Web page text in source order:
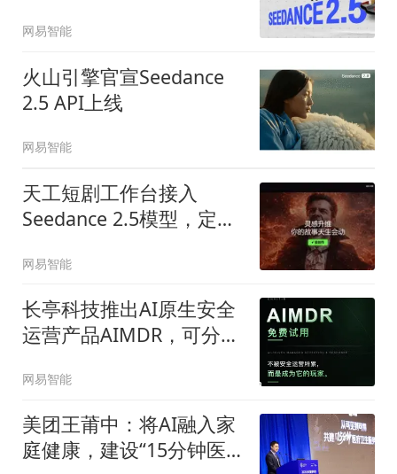
网易智能
火山引擎官宣Seedance
2.5 API上线
网易智能
天工短剧工作台接入
Seedance 2.5模型，定价
网易智能
长亭科技推出AI原生安全
运营产品AIMDR，可分钟
网易智能
美团王莆中：将AI融入家
庭健康，建设“15分钟医